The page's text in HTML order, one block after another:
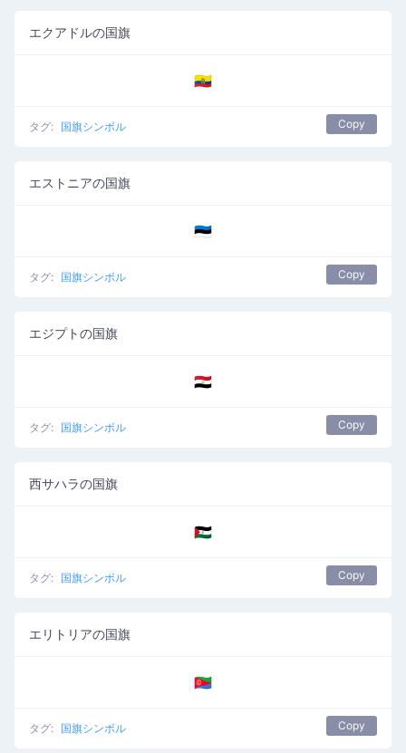
エクアドルの国旗
🇪🇨
タグ: 国旗シンボル Copy
エストニアの国旗
🇪🇪
タグ: 国旗シンボル Copy
エジプトの国旗
🇪🇬
タグ: 国旗シンボル Copy
西サハラの国旗
🇪🇭
タグ: 国旗シンボル Copy
エリトリアの国旗
🇪🇷
タグ: 国旗シンボル Copy